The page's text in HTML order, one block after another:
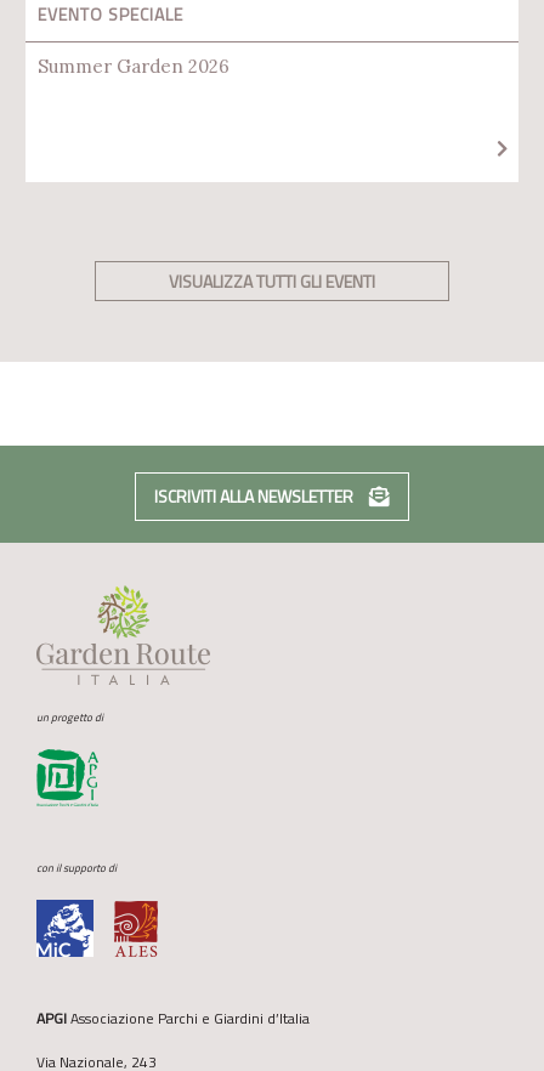
EVENTO SPECIALE
Summer Garden 2026
VISUALIZZA TUTTI GLI EVENTI
ISCRIVITI ALLA NEWSLETTER
un progetto di
con il supporto di
APGIAssociazione Parchi e Giardini d’Italia
Via Nazionale, 243